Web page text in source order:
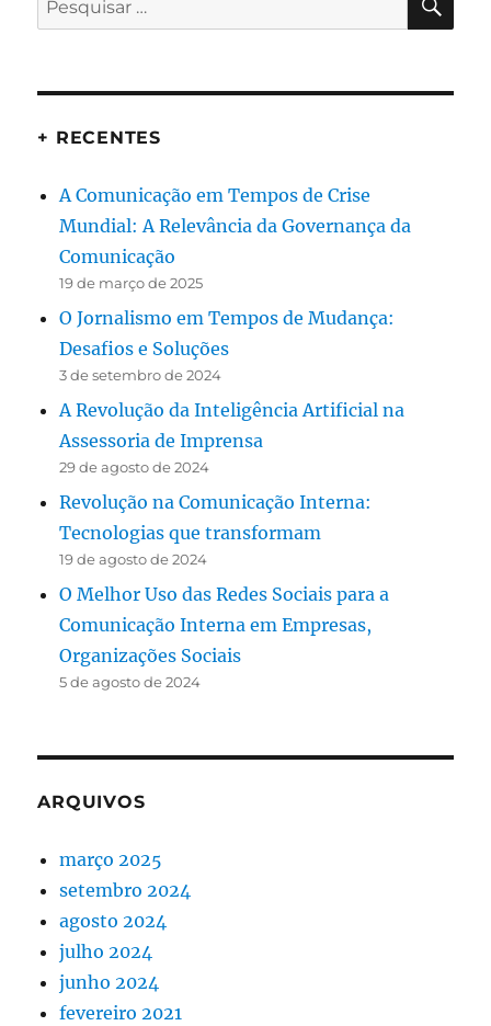
por:
+ RECENTES
A Comunicação em Tempos de Crise
Mundial: A Relevância da Governança da
Comunicação
19 de março de 2025
O Jornalismo em Tempos de Mudança:
Desafios e Soluções
3 de setembro de 2024
A Revolução da Inteligência Artificial na
Assessoria de Imprensa
29 de agosto de 2024
Revolução na Comunicação Interna:
Tecnologias que transformam
19 de agosto de 2024
O Melhor Uso das Redes Sociais para a
Comunicação Interna em Empresas,
Organizações Sociais
5 de agosto de 2024
ARQUIVOS
março 2025
setembro 2024
agosto 2024
julho 2024
junho 2024
fevereiro 2021